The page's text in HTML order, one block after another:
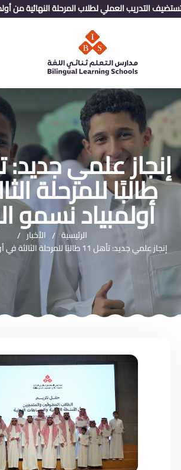
التدريب العملي لطلاب المرحلة النهائية من
طالبًا للمرحلة
أولمبياد نسمو
الرئيسية
الأخبار
إنجاز علمي جديد: تأهل 11 طالبًا للمرحلة الثالثة في أولمبياد نسمو الوطني